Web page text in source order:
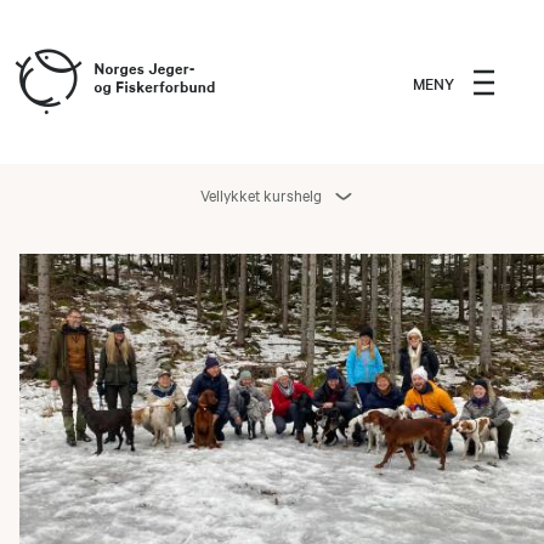
MENY
Vellykket kurshelg